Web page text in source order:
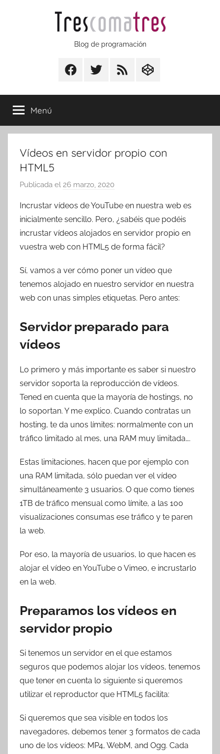
Trescomatres
Blog de programación
FacebookTwitter RSS CodepenIO
Menú
Vídeos en servidor propio con
HTML5
Publicada el 26 marzo, 2020
r
T
r
e
c
o
m
t
Incrustar vídeos de YouTube en nuestra web es
inicialmente sencillo. Pero, ¿sabéis que podéis
incrustar vídeos alojados en servidor propio en
vuestra web con HTML5 de forma fácil?
Sí, vamos a ver cómo poner un vídeo que
tenemos alojado en nuestro servidor en nuestra
web con unas simples etiquetas. Pero antes:
Servidor preparado para
vídeos
Lo primero y más importante es saber si nuestro
servidor soporta la reproducción de vídeos.
Tened en cuenta que la mayoría de hostings, no
lo soportan. Y me explico. Cuando contratas un
hosting, te da unos límites: normalmente con un
tráfico limitado al mes, una RAM muy limitada….
Estas limitaciones, hacen que por ejemplo con
una RAM limitada, sólo puedan ver el vídeo
simultáneamente 3 usuarios. O que como tienes
1TB de tráfico mensual como límite, a las 100
visualizaciones consumas ese tráfico y te paren
la web.
Por eso, la mayoría de usuarios, lo que hacen es
alojar el vídeo en YouTube o Vimeo, e incrustarlo
en la web.
Preparamos los vídeos en
servidor propio
Si tenemos un servidor en el que estamos
seguros que podemos alojar los vídeos, tenemos
que tener en cuenta lo siguiente si queremos
utilizar el reproductor que HTML5 facilita:
Si queremos que sea visible en todos los
navegadores, debemos tener 3 formatos de cada
uno de los vídeos: MP4, WebM, and Ogg. Cada